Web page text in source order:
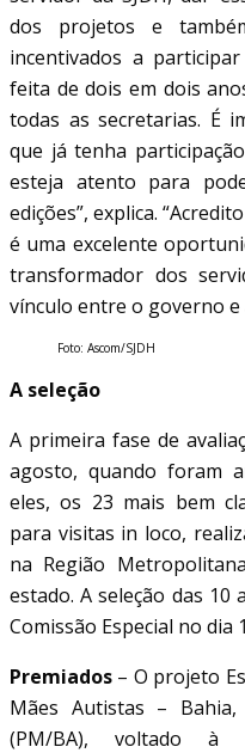
dos projetos e
incentivados a
feita de dois em dois
todas as secretarias. É
que já tenha
esteja atento para
edições”, explica.
é uma excelente
transformador dos
vínculo entre o governo e
Foto: Ascom/SJDH
A seleção
A primeira fase de
agosto, quando foram
eles, os 23 mais bem
para visitas in loco,
na Região
estado. A seleção das 10
Comissão Especial no dia
Premiados – O projeto
Mães Autistas –
(PM/BA), voltado à